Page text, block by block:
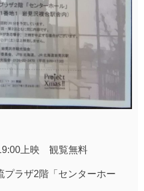
上映 観覧無料
プラザ2階「センターホー